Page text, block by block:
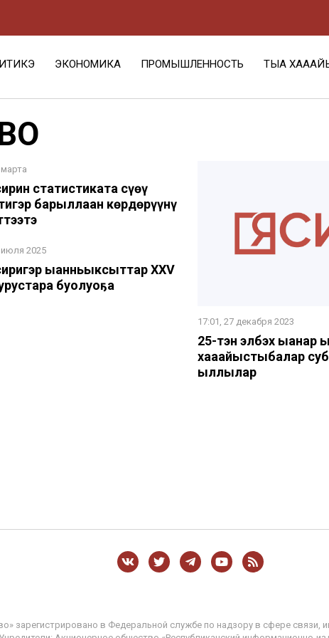
ЭКОНОМИКА ПРОМЫШЛЕННОСТЬ ТЫА
статистиката сүөһү
барыллаан көрдөрүүнү
июля 2025
ыанньыксыттар XXV
буолуоҕа
17:01, 27 декабря 2023
25-тэн элбэх ыанар
хаһаайыстыбалар
ыллылар
зарегистрировано в Федеральной службе по надзору в сфере